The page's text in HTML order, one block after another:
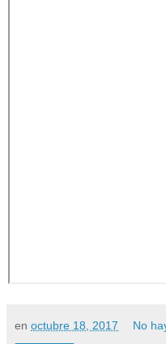
en octubre 18, 2017 No